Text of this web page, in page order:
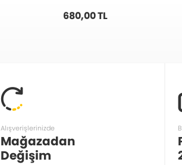
680,00 TL
Alışverişlerinizde
Mağazadan
Değişim